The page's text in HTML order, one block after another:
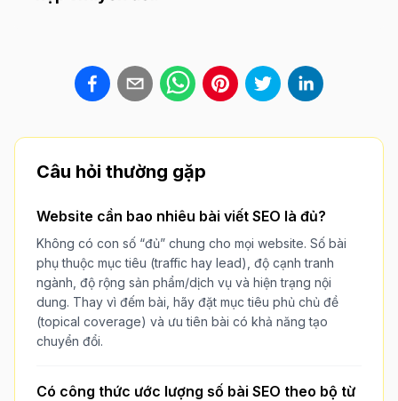
Câu hỏi thường gặp
Website cần bao nhiêu bài viết SEO là đủ?
Không có con số “đủ” chung cho mọi website. Số bài
phụ thuộc mục tiêu (traffic hay lead), độ cạnh tranh
ngành, độ rộng sản phẩm/dịch vụ và hiện trạng nội
dung. Thay vì đếm bài, hãy đặt mục tiêu phủ chủ đề
(topical coverage) và ưu tiên bài có khả năng tạo
chuyển đổi.
Có công thức ước lượng số bài SEO theo bộ từ